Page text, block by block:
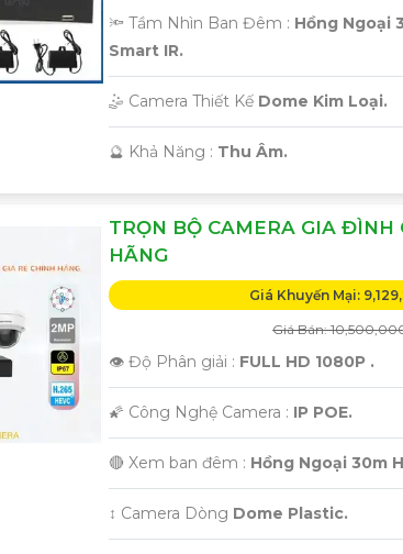
🔦 Tầm Nhìn Ban Đêm : Hồng Ngoại
Smart IR.
🤹 Camera Thiết Kế Dome Kim Loại.
️🔮 Khả Năng : Thu Âm.
TRỌN BỘ CAMERA GIA ĐÌNH
HÃNG
Giá Khuyến Mại:
Giá Bán:
👁 Độ Phân giải : FULL HD 1080P .
🌠 Công Nghệ Camera : IP POE.
🔴 Xem ban đêm : Hồng Ngoại 30m
↕️ Camera Dòng Dome Plastic.